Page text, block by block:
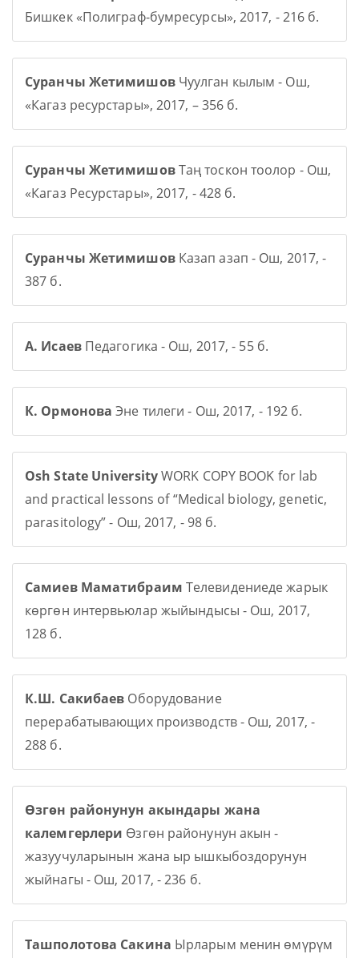
Бишкек «Полиграф-бумресурсы», 2017, - 216 б.
Суранчы ЖетимишовЧуулган кылым - Ош,
«Кагаз ресурстары», 2017, – 356 б.
Суранчы ЖетимишовТаң тоскон тоолор - Ош,
«Кагаз Ресурстары», 2017, - 428 б.
Суранчы ЖетимишовКазап азап - Ош, 2017, -
387 б.
А. ИсаевПедагогика - Ош, 2017, - 55 б.
К. Ормонова Эне тилеги - Ош, 2017, - 192 б.
Osh State UniversityWORK COPY BOOK for lab
and practical lessons of “Medical biology, genetic,
parasitology” - Ош, 2017, - 98 б.
Самиев Маматибраим Телевидениеде жарык
көргөн интервьюлар жыйындысы - Ош, 2017,
128 б.
К.Ш. Сакибаев Оборудование
перерабатывающих производств - Ош, 2017, -
288 б.
Өзгөн районунун акындары жана
калемгерлери Өзгөн районунун акын -
жазуучуларынын жана ыр ышкыбоздорунун
жыйнагы - Ош, 2017, - 236 б.
Ташполотова Сакина Ырларым менин өмүрүм